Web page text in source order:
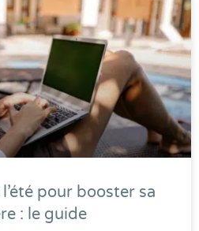
pour booster sa
: le guide